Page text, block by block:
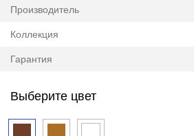
Производитель
Коллекция
Гарантия
Выберите цвет